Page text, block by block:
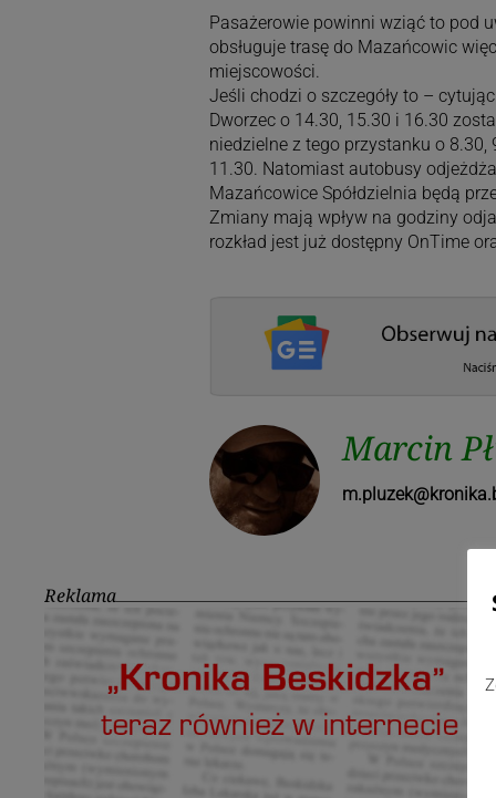
Pasażerowie powinni wziąć to pod
obsługuje trasę do Mazańcowic
miejscowości.
Jeśli chodzi o szczegóły to –
Dworzec o 14.30, 15.30 i 16.30
niedzielne z tego przystanku o 8.30,
11.30. Natomiast autobusy
Mazańcowice Spółdzielnia będą
Zmiany mają wpływ na godziny
rozkład jest już dostępny OnTime
Marcin
Reklama